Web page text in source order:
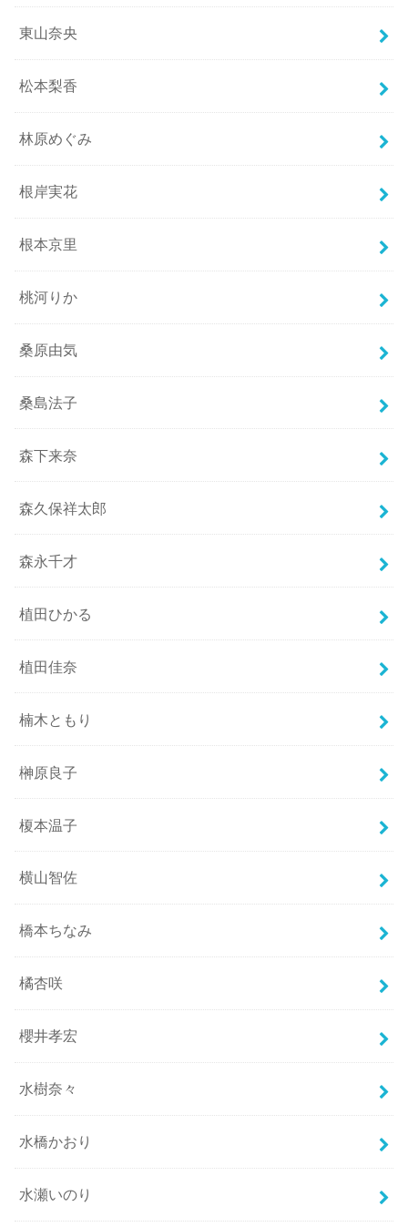
東山奈央
松本梨香
林原めぐみ
根岸実花
根本京里
桃河りか
桑原由気
桑島法子
森下来奈
森久保祥太郎
森永千才
植田ひかる
植田佳奈
楠木ともり
榊原良子
榎本温子
横山智佐
橋本ちなみ
橘杏咲
櫻井孝宏
水樹奈々
水橋かおり
水瀬いのり